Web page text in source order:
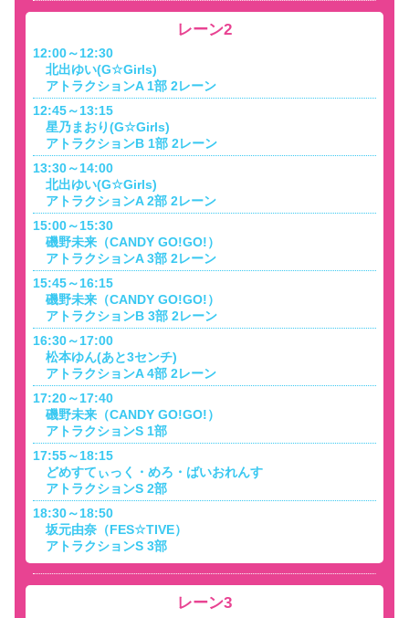
レーン2
12:00～12:30
北出ゆい(G☆Girls)
アトラクションA 1部 2レーン
12:45～13:15
星乃まおり(G☆Girls)
アトラクションB 1部 2レーン
13:30～14:00
北出ゆい(G☆Girls)
アトラクションA 2部 2レーン
15:00～15:30
磯野未来（CANDY GO!GO!）
アトラクションA 3部 2レーン
15:45～16:15
磯野未来（CANDY GO!GO!）
アトラクションB 3部 2レーン
16:30～17:00
松本ゆん(あと3センチ)
アトラクションA 4部 2レーン
17:20～17:40
磯野未来（CANDY GO!GO!）
アトラクションS 1部
17:55～18:15
どめすてぃっく・めろ・ばいおれんす
アトラクションS 2部
18:30～18:50
坂元由奈（FES☆TIVE）
アトラクションS 3部
レーン3